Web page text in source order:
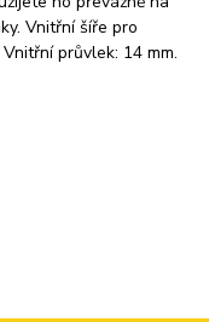
Vnitřní šíře pro
průvlek: 14 mm.